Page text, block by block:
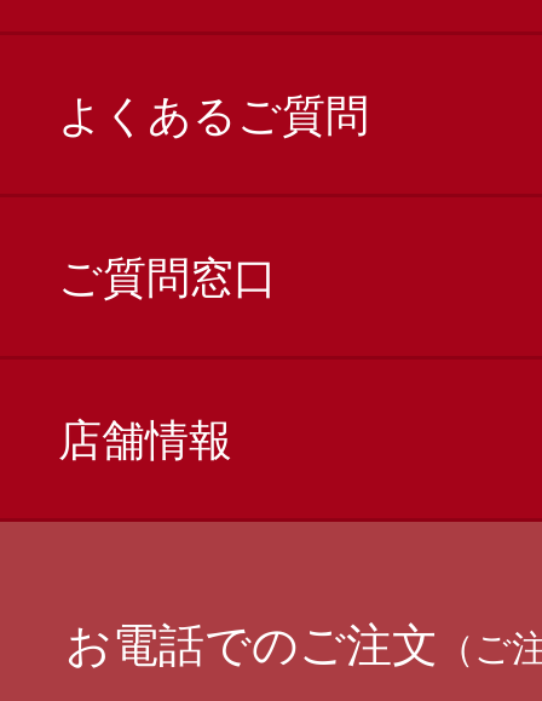
よくあるご質問
ご質問窓口
店舗情報
お電話でのご注文 （ご